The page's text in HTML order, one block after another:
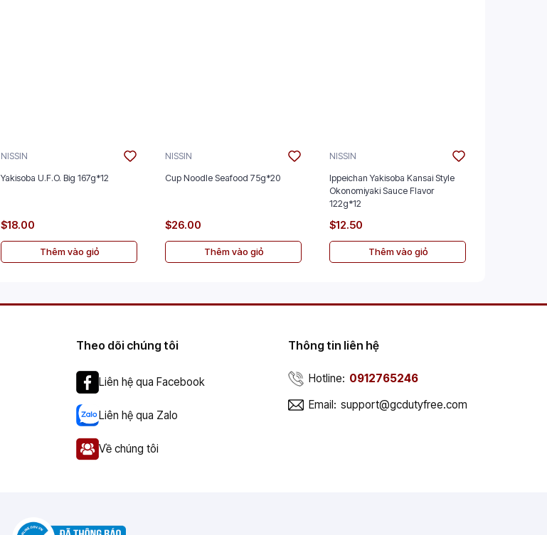
NISSIN
Yakisoba U.F.O. Big 167g*12
$18.00
Thêm vào giỏ
NISSIN
Cup Noodle Seafood 75g*20
$26.00
Thêm vào giỏ
NISSIN
Ippeichan Yakisoba Kansai Style
Okonomiyaki Sauce Flavor
122g*12
$12.50
Thêm vào giỏ
Theo dõi chúng tôi
Liên hệ qua Facebook
Liên hệ qua Zalo
Về chúng tôi
Thông tin liên hệ
Hotline: 0912765246
Email: support@gcdutyfree.com